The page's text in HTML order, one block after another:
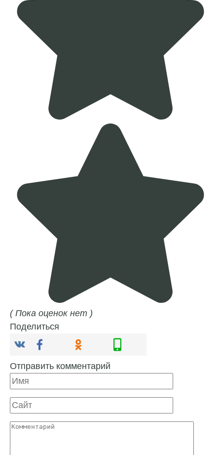
( Пока оценок нет )
Поделиться
Отправить комментарий
Имя
Сайт
Комментарий